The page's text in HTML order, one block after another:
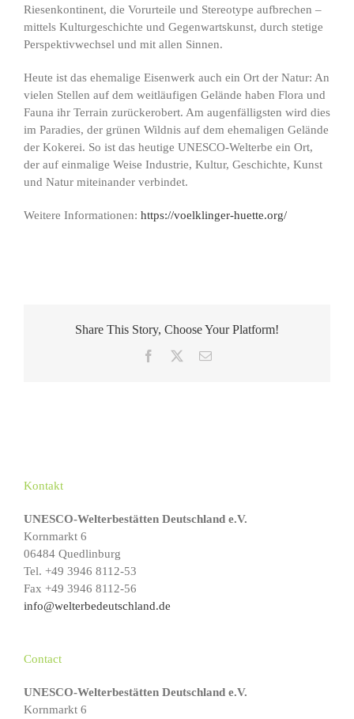
Riesenkontinent, die Vorurteile und Stereotype aufbrechen –
mittels Kulturgeschichte und Gegenwartskunst, durch stetige
Perspektivwechsel und mit allen Sinnen.
Heute ist das ehemalige Eisenwerk auch ein Ort der Natur: An
vielen Stellen auf dem weitläufigen Gelände haben Flora und
Fauna ihr Terrain zurückerobert. Am augenfälligsten wird dies
im Paradies, der grünen Wildnis auf dem ehemaligen Gelände
der Kokerei. So ist das heutige UNESCO-Welterbe ein Ort,
der auf einmalige Weise Industrie, Kultur, Geschichte, Kunst
und Natur miteinander verbindet.
Weitere Informationen: https://voelklinger-huette.org/
Share This Story, Choose Your Platform!
Facebook
E-
Kontakt
UNESCO-Welterbestätten Deutschland e.V.
Kornmarkt 6
06484 Quedlinburg
Tel. +49 3946 8112-53
Fax +49 3946 8112-56
info@welterbedeutschland.de
Contact
UNESCO-Welterbestätten Deutschland e.V.
Kornmarkt 6